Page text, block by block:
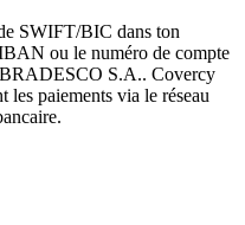
SWIFT/BIC dans ton
ou le numéro de compte
S.A.. Covercy
les paiements via le réseau